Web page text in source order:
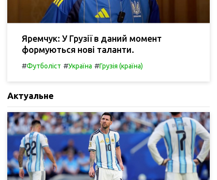
Яремчук: У Грузії в даний момент
формуються нові таланти.
#Футболіст #Україна #Грузія (країна)
Актуальне